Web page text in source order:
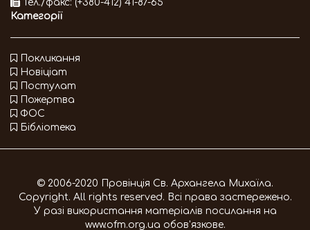
Тел./факс: (+380-412) 41-87-65
Категорії
Покликання
Новіціат
Постулат
Пожертва
ФОС
Бібліотека
© 2006-2020 Провінція Св. Архангела Михаїла.
Copyright. All rights reserved. Всі права застережено.
У разі використання матеріалів посилання на
www.ofm.org.ua обов'язкове.